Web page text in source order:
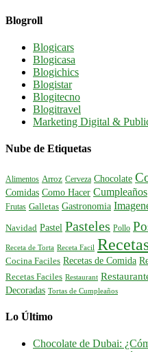
Blogroll
Blogicars
Blogicasa
Blogichics
Blogistar
Blogitecno
Blogitravel
Marketing Digital &
Nube de Etiquetas
Alimentos Arroz Cerveza Chocolate
Comidas Como Hacer Cumpleaños
Frutas Galletas Gastronomia
Navidad Pastel Pasteles Pollo
Receta de Torta Receta Facil
Cocina Faciles Recetas de Comida
Recetas Faciles Restaurant
Decoradas Tortas de Cumpleaños
Lo Último
Chocolate de Dubai: